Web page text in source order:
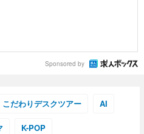
Sponsored by
こだわりデスクツアー AI
K-POP